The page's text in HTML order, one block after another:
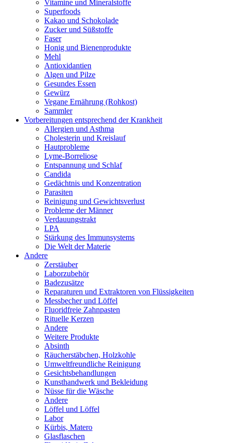
Vitamine und Mineralstoffe
Superfoods
Kakao und Schokolade
Zucker und Süßstoffe
Faser
Honig und Bienenprodukte
Mehl
Antioxidantien
Algen und Pilze
Gesundes Essen
Gewürz
Vegane Ernährung (Rohkost)
Sammler
Vorbereitungen entsprechend der Krankheit
Allergien und Asthma
Cholesterin und Kreislauf
Hautprobleme
Lyme-Borreliose
Entspannung und Schlaf
Candida
Gedächtnis und Konzentration
Parasiten
Reinigung und Gewichtsverlust
Probleme der Männer
Verdauungstrakt
LPA
Stärkung des Immunsystems
Die Welt der Materie
Andere
Zerstäuber
Laborzubehör
Badezusätze
Reparaturen und Extraktoren von Flüssigkeiten
Messbecher und Löffel
Fluoridfreie Zahnpasten
Rituelle Kerzen
Andere
Weitere Produkte
Absinth
Räucherstäbchen, Holzkohle
Umweltfreundliche Reinigung
Gesichtsbehandlungen
Kunsthandwerk und Bekleidung
Nüsse für die Wäsche
Andere
Löffel und Löffel
Labor
Kürbis, Matero
Glasflaschen